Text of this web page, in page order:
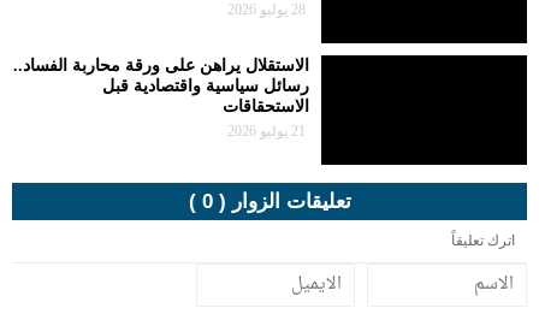
28 يوليو 2026
الاستقلال يراهن على ورقة محاربة الفساد..
رسائل سياسية واقتصادية قبل
الاستحقاقات
تعليقات الزوار ( 0 )
اترك تعليقاً